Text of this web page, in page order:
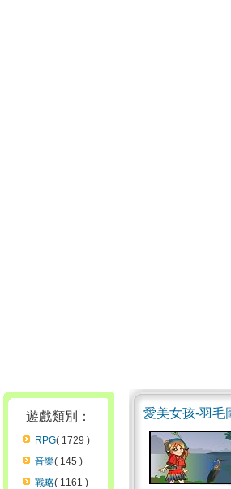
遊戲類別：
RPG( 1729 )
音樂( 145 )
戰略( 1161 )
愛美女孩-羽毛